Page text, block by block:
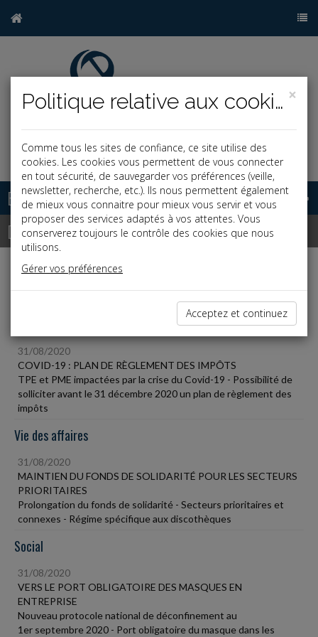
Base documentaire
Dépêches
Liste des dernières dépêches
31/08/2020
COVID-19 : PLAN DE RÈGLEMENT DES IMPÔTS
TPE et PME impactées par la crise du Covid-19 - Possibilité de
solliciter avant le 31 décembre 2020 un plan de règlement des
impôts
Vie des affaires
31/08/2020
MAINTIEN DU FONDS DE SOLIDARITÉ POUR LES SECTEURS
PRIORITAIRES
Prolongation du fonds de solidarité - Secteurs prioritaires et
connexes - Régime spécifique aux discothèques
Social
31/08/2020
VERS LE PORT OBLIGATOIRE DES MASQUES EN
ENTREPRISE
Nouveau protocole national de déconfinement au
1er septembre 2020 - Port obligatoire du masque dans les
×
Politique relative aux cookies
Comme tous les sites de confiance, ce site utilise des
cookies. Les cookies vous permettent de vous connecter
en tout sécurité, de sauvegarder vos préférences (veille,
newsletter, recherche, etc.). Ils nous permettent également
de mieux vous connaitre pour mieux vous servir et vous
proposer des services adaptés à vos attentes. Vous
conserverez toujours le contrôle des cookies que nous
utilisons.
Gérer vos préférences
Acceptez et continuez